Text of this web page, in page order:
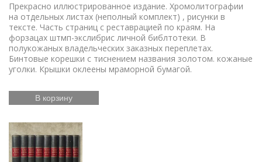
Прекрасно иллюстрированное издание. Хромолитографии
на отдельных листах (неполный комплект) , рисунки в
тексте. Часть страниц с реставрацией по краям. На
форзацах штмп-экслибрис личной библтотеки. В
полукожаных владельческих заказных переплетах.
Бинтовые корешки с тиснением названия золотом. кожаные
уголки. Крышки оклеены мраморной бумагой.
В корзину